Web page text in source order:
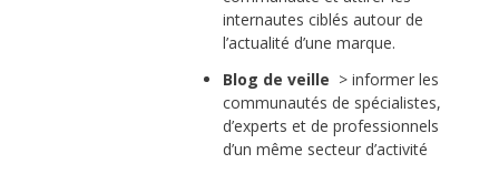
internautes ciblés autour de
l’actualité d’une marque.
Blog de veille > informer les
communautés de spécialistes,
d’experts et de professionnels
d’un même secteur d’activité